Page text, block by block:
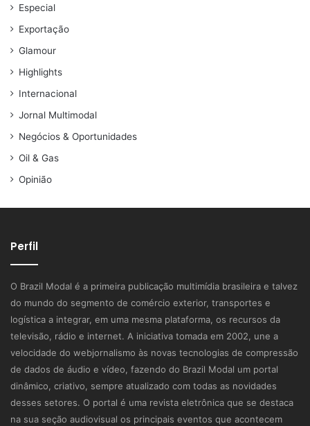
Especial
Exportação
Glamour
Highlights
Internacional
Jornal Multimodal
Negócios & Oportunidades
Oil & Gas
Opinião
Perfil
O Brazil Modal é a primeira publicação multimídia brasileira e talvez
do mundo do segmento de comércio exterior, transportes e
logística a integrar, em uma mesma plataforma, os recursos da
televisão, rádio e internet. A iniciativa tomada em 2002, une a
velocidade do webjornalismo às novas tecnologias de compressão
de dados de áudio e vídeo, fazendo do Brazil Modal um portal
dinâmico, criativo, sempre atualizado com todas as novidades
desses setores. O portal é uma revista eletrônica que se destaca
na sua seção audiovisual os principais eventos que acontecem